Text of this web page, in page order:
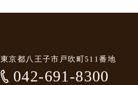
東京都八王子市戸吹町511番地
042-691-8300